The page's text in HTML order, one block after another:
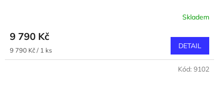
Skladem
9 790 Kč
Měrná
cena:
9 790 Kč / 1 ks DETAIL
Kód: 9102